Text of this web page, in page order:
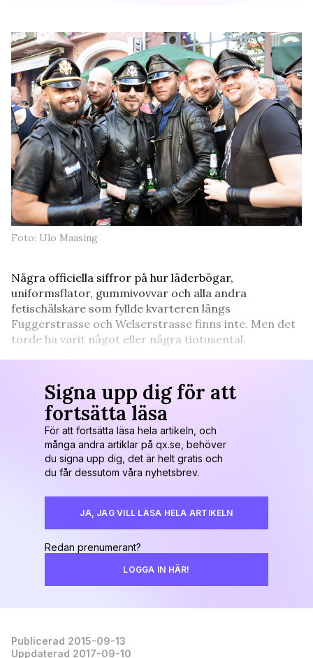
Foto: Ulo Maasing
Några officiella siffror på hur läderbögar,
uniformsflator, gummivovvar och alla andra
fetischälskare som fyllde kvarteren längs
Fuggerstrasse och Welserstrasse finns inte. Men det
torde ha varit något eller några tiotusental.
Signa upp dig för att
fortsätta läsa
För att fortsätta läsa hela artikeln, och
många andra artiklar på qx.se, behöver
du signa upp dig, det är helt gratis och
du får dessutom våra nyhetsbrev.
JA, JAG VILL LÄSA HELA ARTIKELN
Redan prenumerant?
LOGGA IN HÄR!
Publicerad 2015-09-13
Uppdaterad 2017-09-10